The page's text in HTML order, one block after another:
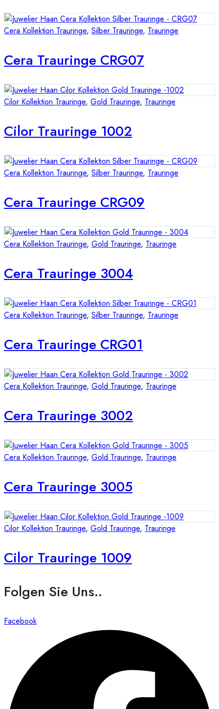
Cera Kollektion Trauringe, Silber Trauringe, Trauringe
Cera Trauringe CRG07
Cilor Kollektion Trauringe, Gold Trauringe, Trauringe
Cilor Trauringe 1002
Cera Kollektion Trauringe, Silber Trauringe, Trauringe
Cera Trauringe CRG09
Cera Kollektion Trauringe, Gold Trauringe, Trauringe
Cera Trauringe 3004
Cera Kollektion Trauringe, Silber Trauringe, Trauringe
Cera Trauringe CRG01
Cera Kollektion Trauringe, Gold Trauringe, Trauringe
Cera Trauringe 3002
Cera Kollektion Trauringe, Gold Trauringe, Trauringe
Cera Trauringe 3005
Cilor Kollektion Trauringe, Gold Trauringe, Trauringe
Cilor Trauringe 1009
Folgen Sie Uns..
Facebook